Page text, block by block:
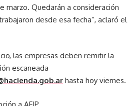
marzo. Quedarán a consideración
desde esa fecha”, aclaró el
las empresas deben remitir la
escaneada
hasta hoy viernes.
a AFIP